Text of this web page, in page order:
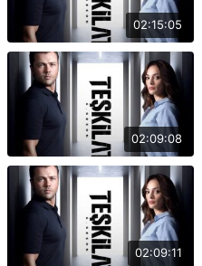
02:15:05
02:09:08
02:09:11